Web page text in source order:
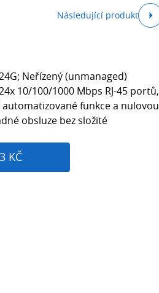
Následující produkt
Neřízený (unmanaged)
10/100/1000 Mbps RJ-45 portů,
funkce a nulovou
obsluze bez složité
KČ